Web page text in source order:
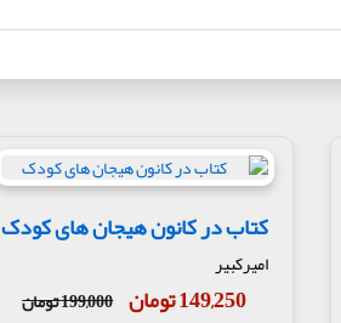
کتاب در کانون هیجان های کودک
امیرکبیر
149,250 تومان 199,000 تومان